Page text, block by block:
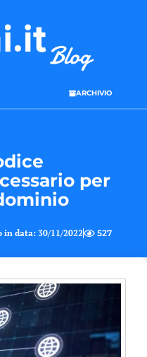
ARCHIVIO
per
in data: 30/11/2022 527